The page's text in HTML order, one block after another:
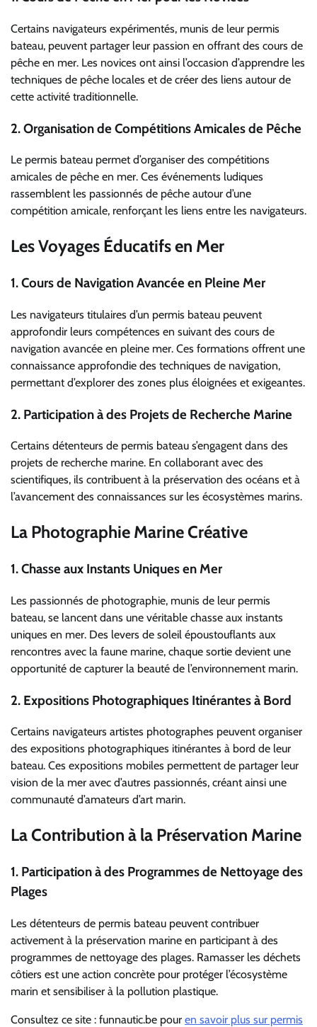
Certains navigateurs expérimentés, munis de leur permis
bateau, peuvent partager leur passion en offrant des cours de
pêche en mer. Les novices ont ainsi l’occasion d’apprendre les
techniques de pêche locales et de créer des liens autour de
cette activité traditionnelle.
2.Organisation de Compétitions Amicales de Pêche
Le permis bateau permet d’organiser des compétitions
amicales de pêche en mer. Ces événements ludiques
rassemblent les passionnés de pêche autour d’une
compétition amicale, renforçant les liens entre les navigateurs.
Les Voyages Éducatifs en Mer
1.Cours de Navigation Avancée en Pleine Mer
Les navigateurs titulaires d’un permis bateau peuvent
approfondir leurs compétences en suivant des cours de
navigation avancée en pleine mer. Ces formations offrent une
connaissance approfondie des techniques de navigation,
permettant d’explorer des zones plus éloignées et exigeantes.
2. Participation à des Projets de Recherche Marine
Certains détenteurs de permis bateau s’engagent dans des
projets de recherche marine. En collaborant avec des
scientifiques, ils contribuent à la préservation des océans et à
l’avancement des connaissances sur les écosystèmes marins.
La Photographie Marine Créative
1.Chasse aux Instants Uniques en Mer
Les passionnés de photographie, munis de leur permis
bateau, se lancent dans une véritable chasse aux instants
uniques en mer. Des levers de soleil époustouflants aux
rencontres avec la faune marine, chaque sortie devient une
opportunité de capturer la beauté de l’environnement marin.
2. Expositions Photographiques Itinérantes à Bord
Certains navigateurs artistes photographes peuvent organiser
des expositions photographiques itinérantes à bord de leur
bateau. Ces expositions mobiles permettent de partager leur
vision de la mer avec d’autres passionnés, créant ainsi une
communauté d’amateurs d’art marin.
La Contribution à la Préservation Marine
1. Participation à des Programmes de Nettoyage des
Plages
Les détenteurs de permis bateau peuvent contribuer
activement à la préservation marine en participant à des
programmes de nettoyage des plages. Ramasser les déchets
côtiers est une action concrète pour protéger l’écosystème
marin et sensibiliser à la pollution plastique.
Consultez ce site : funnautic.be pour en savoir plus sur permis